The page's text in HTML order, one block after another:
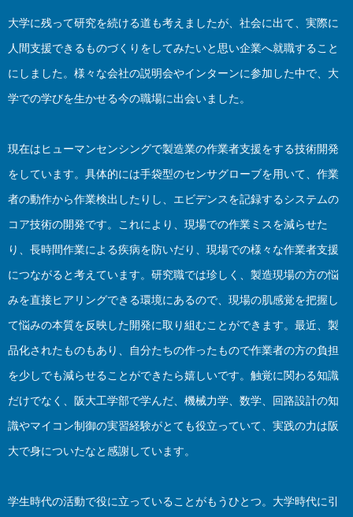
大学に残って研究を続ける道も考えましたが、社会に出て、実際に
人間支援できるものづくりをしてみたいと思い企業へ就職すること
にしました。様々な会社の説明会やインターンに参加した中で、大
学での学びを生かせる今の職場に出会いました。
現在はヒューマンセンシングで製造業の作業者支援をする技術開発
をしています。具体的には手袋型のセンサグローブを用いて、作業
者の動作から作業検出したりし、エビデンスを記録するシステムの
コア技術の開発です。これにより、現場での作業ミスを減らせた
り、長時間作業による疾病を防いだり、現場での様々な作業者支援
につながると考えています。研究職では珍しく、製造現場の方の悩
みを直接ヒアリングできる環境にあるので、現場の肌感覚を把握し
て悩みの本質を反映した開発に取り組むことができます。最近、製
品化されたものもあり、自分たちの作ったもので作業者の方の負担
を少しでも減らせることができたら嬉しいです。触覚に関わる知識
だけでなく、阪大工学部で学んだ、機械力学、数学、回路設計の知
識やマイコン制御の実習経験がとても役立っていて、実践の力は阪
大で身についたなと感謝しています。
学生時代の活動で役に立っていることがもうひとつ。大学時代に引